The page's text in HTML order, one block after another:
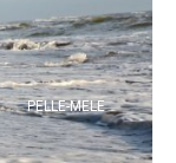
PELLE-MELE